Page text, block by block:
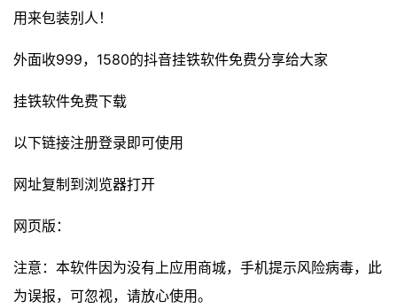
用来包装别人！
外面收999，1580的抖音挂铁软件免费分享给大家
挂铁软件免费下载
以下链接注册登录即可使用
网址复制到浏览器打开
网页版：
注意：本软件因为没有上应用商城，手机提示风险病毒，此
为误报，可忽视，请放心使用。